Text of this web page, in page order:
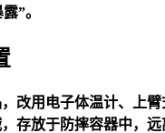
”。
改用电子体温计、上臂
存放于防摔容器中，远